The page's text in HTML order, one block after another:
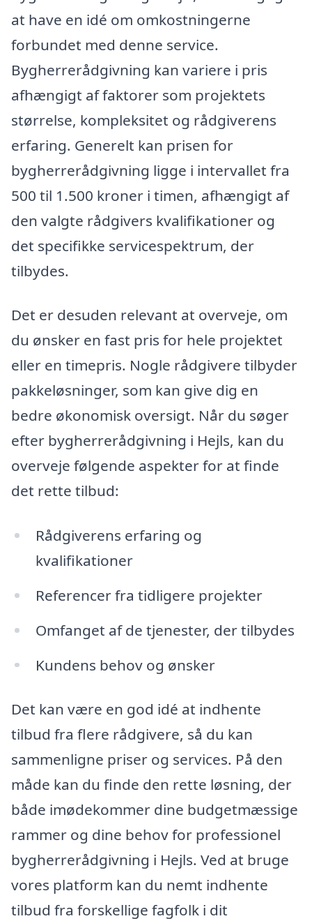
at have en idé om omkostningerne
forbundet med denne service.
Bygherrerådgivning kan variere i pris
afhængigt af faktorer som projektets
størrelse, kompleksitet og rådgiverens
erfaring. Generelt kan prisen for
bygherrerådgivning ligge i intervallet fra
500 til 1.500 kroner i timen, afhængigt af
den valgte rådgivers kvalifikationer og
det specifikke servicespektrum, der
tilbydes.
Det er desuden relevant at overveje, om
du ønsker en fast pris for hele projektet
eller en timepris. Nogle rådgivere tilbyder
pakkeløsninger, som kan give dig en
bedre økonomisk oversigt. Når du søger
efter bygherrerådgivning i Hejls, kan du
overveje følgende aspekter for at finde
det rette tilbud:
Rådgiverens erfaring og
kvalifikationer
Referencer fra tidligere projekter
Omfanget af de tjenester, der tilbydes
Kundens behov og ønsker
Det kan være en god idé at indhente
tilbud fra flere rådgivere, så du kan
sammenligne priser og services. På den
måde kan du finde den rette løsning, der
både imødekommer dine budgetmæssige
rammer og dine behov for professionel
bygherrerådgivning i Hejls. Ved at bruge
vores platform kan du nemt indhente
tilbud fra forskellige fagfolk i dit